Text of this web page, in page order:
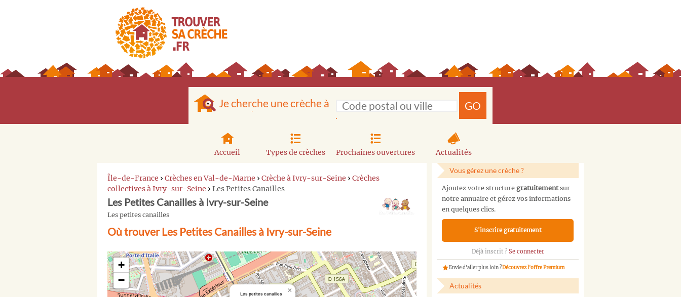
Je cherche une crèche à GO
Accueil Types de crèches Prochaines ouvertures Actualités
Île-de-France › Crèches en Val-de-Marne › Crèche à Ivry-sur-Seine › Crèches
collectives à Ivry-sur-Seine › Les Petites Canailles
Les Petites Canailles à Ivry-sur-Seine
Les petites canailles
Où trouver Les Petites Canailles à Ivry-sur-Seine
Les petites canailles ×
+
−
Vous gérez une crèche ?
Ajoutez votre structure gratuitementsur
notre annuaire et gérez vos informations
en quelques clics.
S'inscrire gratuitement
Déjà inscrit ? Se connecter
Envie d'aller plus loin ?Découvrez l'offre Premium
Actualités